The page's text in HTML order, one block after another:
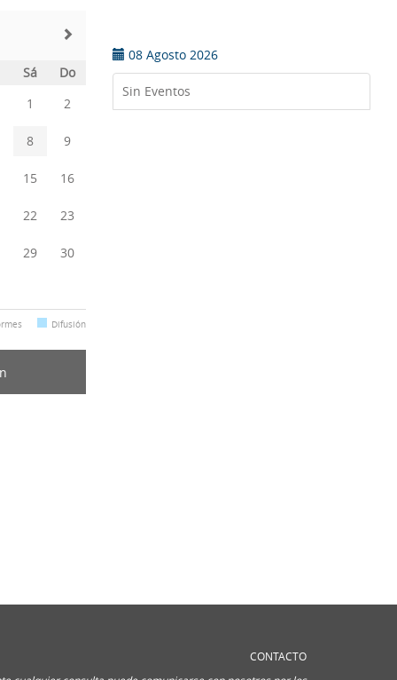
Sá
Do
1
2
8 9
15 16
22 23
29 30
Difusión
08 Agosto 2026
Sin Eventos
CONTACTO